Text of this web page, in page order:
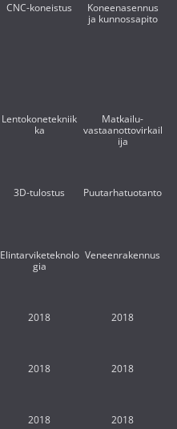
CNC-koneistus
Koneenasennus
ja kunnossapito
Lentokonetekniik
ka
Matkailu-
vastaanottovirkail
ija
3D-tulostus Puutarhatuotanto
Elintarviketeknolo
gia
Veneenrakennus
2018 2018
2018 2018
2018 2018